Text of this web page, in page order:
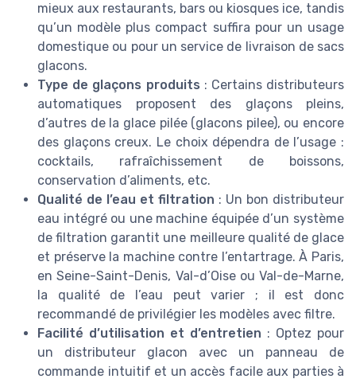
mieux aux restaurants, bars ou kiosques ice, tandis
qu’un modèle plus compact suffira pour un usage
domestique ou pour un service de livraison de sacs
glacons.
Type de glaçons produits : Certains distributeurs
automatiques proposent des glaçons pleins,
d’autres de la glace pilée (glacons pilee), ou encore
des glaçons creux. Le choix dépendra de l’usage :
cocktails, rafraîchissement de boissons,
conservation d’aliments, etc.
Qualité de l’eau et filtration : Un bon distributeur
eau intégré ou une machine équipée d’un système
de filtration garantit une meilleure qualité de glace
et préserve la machine contre l’entartrage. À Paris,
en Seine-Saint-Denis, Val-d’Oise ou Val-de-Marne,
la qualité de l’eau peut varier ; il est donc
recommandé de privilégier les modèles avec filtre.
Facilité d’utilisation et d’entretien : Optez pour
un distributeur glacon avec un panneau de
commande intuitif et un accès facile aux parties à